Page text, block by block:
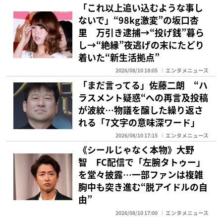
「これ以上追い込むような事し
ないで」“98kg激変”の坂口杏
里 万引き逮捕→“投げ銭”暮ら
し→“絶縁”夜逃げの末にたどり
着いた“新生活拠点”
2026/08/10 18:05 エンタメニュース
「まだ言ってる」佐藤二朗 “ハ
ラスメント疑惑“への再言及投稿
が波紋…物議を醸した繰り返さ
れる「7文字の意味深ワード」
2026/08/10 17:15 エンタメニュース
《シールじゃなく本物》大野
智 FC配信で「左腕タトゥー」
を堂々披露…一部ファンは複雑
胸中も突き進む“脱アイドルの自
由”
2026/08/10 17:00 エンタメニュース